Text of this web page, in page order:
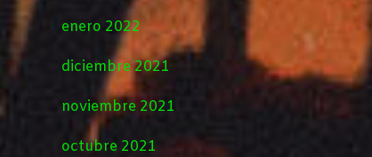
enero 2022
diciembre 2021
noviembre 2021
octubre 2021